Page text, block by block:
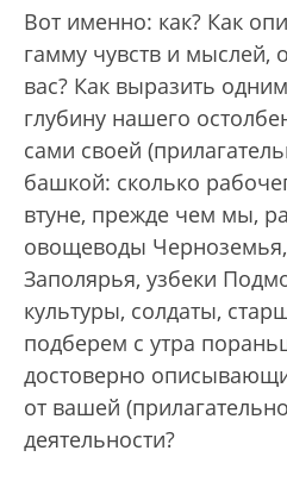
Вот именно: как? Как
гамму чувств и мыслей,
вас? Как выразить
глубину нашего
сами своей
башкой: сколько
втуне, прежде чем мы,
овощеводы
Заполярья, узбеки
культуры, солдаты,
подберем с утра
достоверно
от вашей
деятельности?